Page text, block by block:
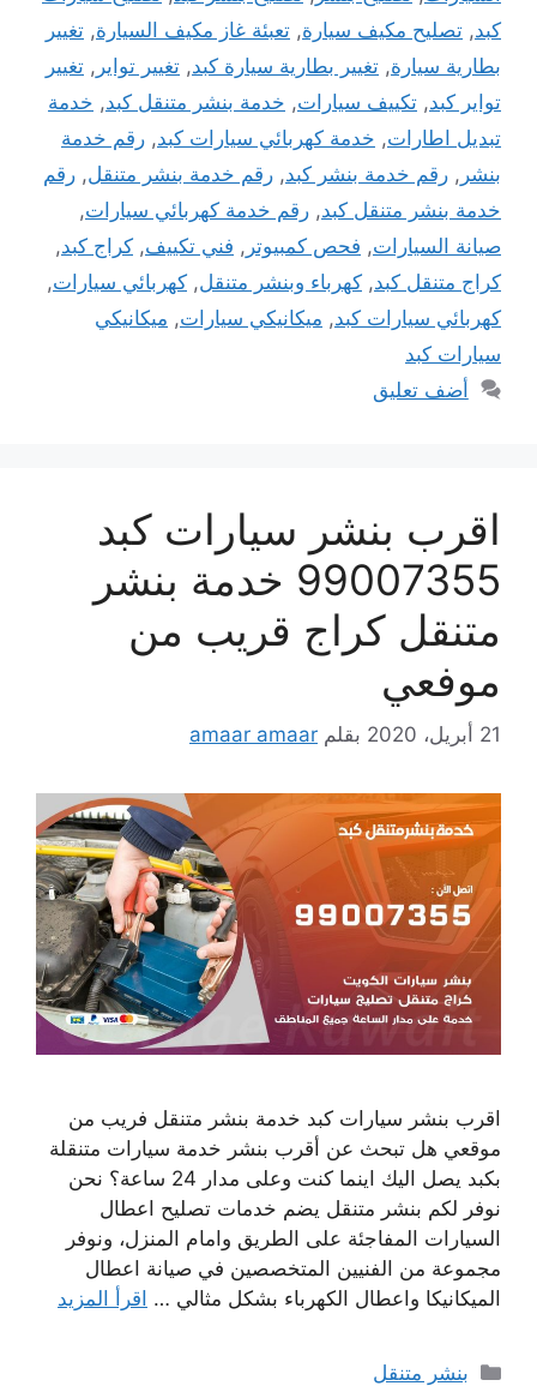
كبد, تصليح مكيف سيارة, تعبئة غاز مكيف السيارة, تغيير
بطارية سيارة, تغيير بطارية سيارة كبد, تغيير تواير , تغيير
تواير كبد, تكييف سيارات, خدمة بنشر متنقل كبد, خدمة
تبديل اطارات, خدمة كهربائي سيارات كبد, رقم خدمة
بنشر , رقم خدمة بنشر كبد, رقم خدمة بنشر متنقل, رقم
خدمة بنشر متنقل كبد, رقم خدمة كهربائي سيارات,
صيانة السيارات, فحص كمبيوتر , فني تكييف, كراج كبد,
كراج متنقل كبد, كهرباء وبنشر متنقل, كهربائي سيارات,
كهربائي سيارات كبد, ميكانيكي سيارات, ميكانيكي
سيارات كبد
أضف تعليق
اقرب بنشر سيارات كبد
99007355 خدمة بنشر
متنقل كراج قريب من
موفعي
21 أبريل، 2020 بقلم amaar amaar
اقرب بنشر سيارات كبد خدمة بنشر متنقل فريب من
موقعي هل تبحث عن أقرب بنشر خدمة سيارات متنقلة
بكبد يصل اليك اينما كنت وعلى مدار 24 ساعة؟ نحن
نوفر لكم بنشر متنقل يضم خدمات تصليح اعطال
السيارات المفاجئة على الطريق وامام المنزل، ونوفر
مجموعة من الفنيين المتخصصين في صيانة اعطال
الميكانيكا واعطال الكهرباء بشكل مثالي … اقرأ المزيد
التصنيفات
بنشر متنقل